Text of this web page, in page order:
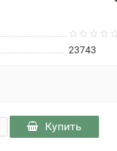
23743
Купить